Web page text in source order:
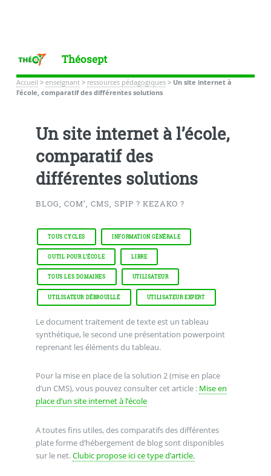
Théosept
Accueil > enseignant> ressources pédagogiques> Un site internet à
l’école, comparatif des différentes solutions
Un site internet à l’école,
comparatif des
différentes solutions
BLOG, COM’, CMS, SPIP ? KEZAKO ?
TOUS CYCLES INFORMATION GÉNÉRALE
OUTIL POUR L’ÉCOLE LIBRE
TOUS LES DOMAINES UTILISATEUR
UTILISATEUR DÉBROUILLÉ UTILISATEUR EXPERT
Le document traitement de texte est un tableau
synthétique, le second une présentation powerpoint
reprenant les éléments du tableau.
Pour la mise en place de la solution 2 (mise en place
d’un CMS), vous pouvez consulter cet article : Mise en
place d’un site internet à l’école
A toutes fins utiles, des comparatifs des différentes
plate forme d’hébergement de blog sont disponibles
sur le net.Clubic propose ici ce type d’article.